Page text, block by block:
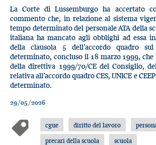
La Corte di Lussemburgo ha accertato
commento che, in relazione al sistema
tempo determinato del personale ATA della
italiana ha mancato agli obblighi ad essa
della clausola 5 dell’accordo quadro
determinato, concluso il 18 marzo 1999, che
della direttiva 1999/70/CE del Consiglio,
relativa all’accordo quadro CES, UNICE e
determinato.
29/05/2026
cgue diritto del lavoro
precari della scuola
scuola